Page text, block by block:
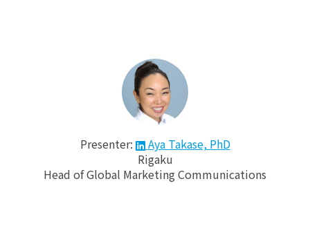
Presenter:
Aya Takase, PhD
Rigaku
Head of Global Marketing Communications